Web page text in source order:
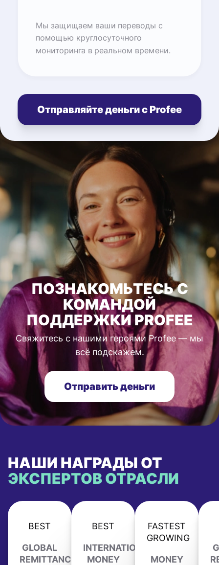
Мы защищаем ваши переводы с
помощью круглосуточного
мониторинга в реальном времени.
Отправляйте деньги с Profee
ПОЗНАКОМЬТЕСЬ С
КОМАНДОЙ
ПОДДЕРЖКИ PROFEE
Свяжитесь с нашими героями Profee — мы
всё подскажем.
Отправить деньги
НАШИ НАГРАДЫ ОТ
ЭКСПЕРТОВ ОТРАСЛИ
BEST
GLOBAL
REMITTANCE
BEST
INTERNATIONAL
MONEY
FASTEST
GROWING
MONEY